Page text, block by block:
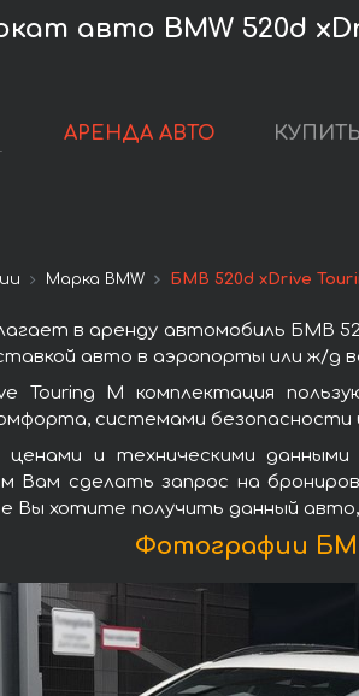
авто BMW 520d
АРЕНДА АВТО
Марка BMW БМВ 520d xDrive
в аренду автомобиль БМВ
авто в аэропорты или ж/д
Touring M комплектация
системами безопасности
ценами и техническими
Вам сделать запрос на
Вы хотите получить данный
Фотографии